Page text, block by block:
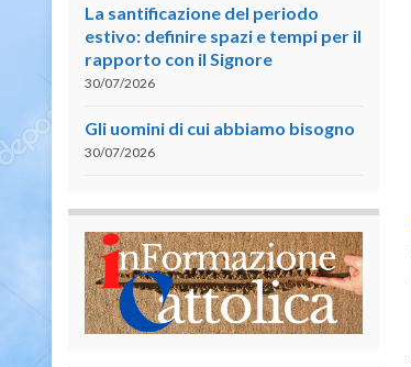
La santificazione del periodo
estivo: definire spazi e tempi per il
rapporto con il Signore
30/07/2026
Gli uomini di cui abbiamo bisogno
30/07/2026